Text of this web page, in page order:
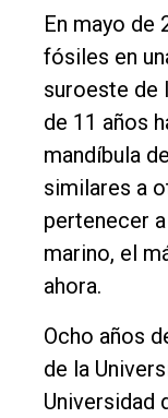
único
DIARIO
Balcarce
Inicio
Tendencia
Int.
Política
Cultura
En mayo de
fósiles en
suroeste de
de 11 años
mandíbula
similares a
pertenecer
marino, el
ahora.
Ocho años
de la
Universidad